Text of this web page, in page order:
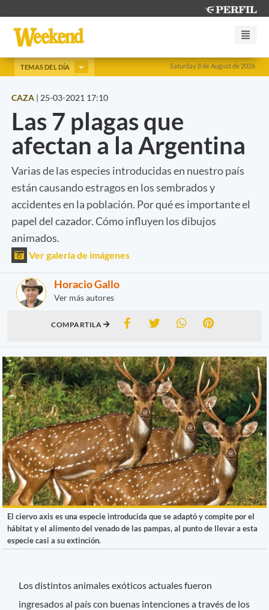
Saturday 8 de August de 2026
TEMAS DEL DÍA
CAZA | 25-03-2021 17:10
Las 7 plagas que
afectan a la Argentina
Varias de las especies introducidas en nuestro país
están causando estragos en los sembrados y
accidentes en la población. Por qué es importante el
papel del cazador. Cómo influyen los dibujos
animados.
Ver galería de imágenes
Horacio Gallo
Ver más autores
COMPARTILA
El ciervo axis es una especie introducida que se adaptó y compite por el
hábitat y el alimento del venado de las pampas, al punto de llevar a esta
especie casi a su extinción.
Los distintos animales exóticos actuales fueron
ingresados al país con buenas intenciones a través de los